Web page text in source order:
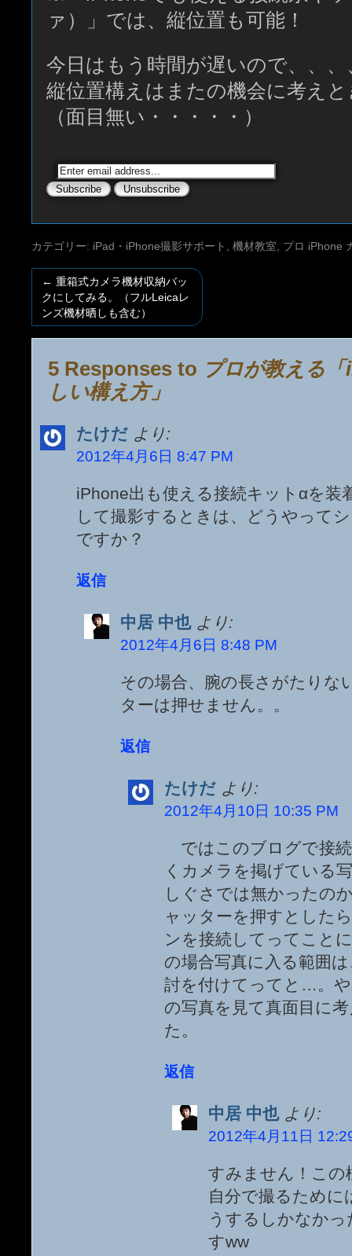
ァ）」では、縦位置も可能！
今日はもう時間が遅いので、、、
縦位置構えはまたの機会に考え
（面目無い・・・・・）
カテゴリー: iPad・iPhone撮影サポート 機材教室 プロ iPhone
← 重箱式カメラ機材収納バッ
クにしてみる。（フルLeicaレ
ンズ機材晒しも含む）
5 Responses to プロが教える
しい構え方」
たけだ より:
2012年4月6日 8:47 PM
iPhone出も使える接続キットαを装
して撮影するときは、どうやって
ですか？
返信
中居 中也 より:
2012年4月6日 8:48 PM
その場合、腕の長さがたりな
ターは押せません。。
返信
たけだ より:
2012年4月10日 10:35 PM
ではこのブログで接
くカメラを掲げている
しぐさでは無かったの
ャッターを押すとした
ンを接続してってこと
の場合写真に入る範囲
討を付けてってと…。
の写真を見て真面目に
た。
返信
中居 中也 より:
2012年4月11日
すみません！この
自分で撮るために
うするしかなかっ
すww